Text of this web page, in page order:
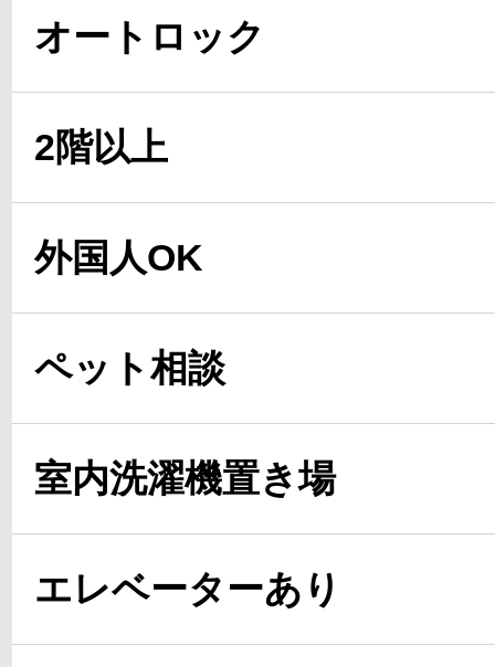
オートロック
2階以上
外国人OK
ペット相談
室内洗濯機置き場
エレベーターあり